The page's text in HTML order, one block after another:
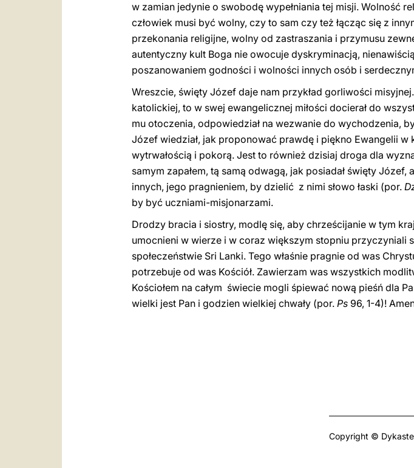
w zamian jedynie o swobodę wypełniania tej misji. Wolność
człowiek musi być wolny, czy to sam czy też łącząc się z
przekonania religijne, wolny od zastraszania i przymusu
autentyczny kult Boga nie owocuje dyskryminacją,
poszanowaniem godności i wolności innych osób i
Wreszcie, święty Józef daje nam przykład gorliwości
katolickiej, to w swej ewangelicznej miłości docierał do
mu otoczenia, odpowiedział na wezwanie do wychodzenia,
Józef wiedział, jak proponować prawdę i piękno Ewangelii
wytrwałością i pokorą. Jest to również dzisiaj droga dla
samym zapałem, tą samą odwagą, jak posiadał święty
innych, jego pragnieniem, by dzielić z nimi słowo łaski (por.
by być uczniami-misjonarzami.
Drodzy bracia i siostry, modlę się, aby chrześcijanie w tym
umocnieni w wierze i w coraz większym stopniu przyczyniali
społeczeństwie Sri Lanki. Tego właśnie pragnie od was
potrzebuje od was Kościół. Zawierzam was wszystkich
Kościołem na całym świecie mogli śpiewać nową pieśń dla
wielki jest Pan i godzien wielkiej chwały (por. Ps 96, 1-4)!
Copyright ©